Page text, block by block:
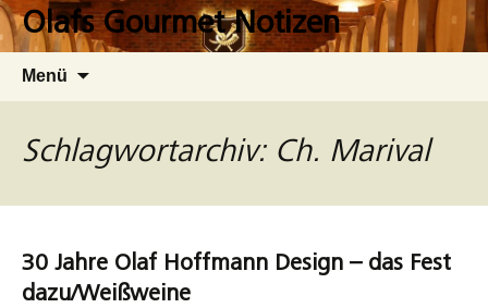
Zum
InhaltOlafs Gourmet Notizen
Menü
Schlagwortarchiv: Ch. Marival
30 Jahre Olaf Hoffmann Design – das Fest
dazu/Weißweine